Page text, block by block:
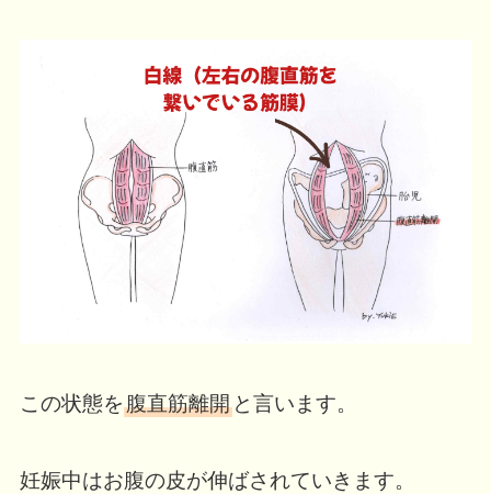
この状態を腹直筋離開と言います。
妊娠中はお腹の皮が伸ばされていきます。